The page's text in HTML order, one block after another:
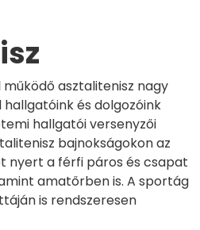
asztalitenisz nagy
és dolgozóink
hallgatói versenyzői
bajnokságokon az
nyert a férfi páros és csapat
amatőrben is. A sportág
is rendszeresen